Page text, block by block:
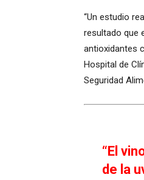
“Un estudio
resultado que
antioxidantes
Hospital de
Seguridad
“El
de la